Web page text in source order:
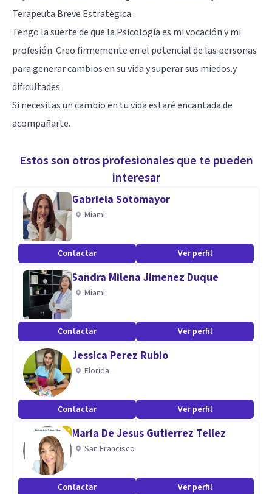
Terapeuta Breve Estratégica.
Tengo la suerte de que la Psicología es mi vocación y mi
profesión. Creo firmemente en el potencial de las personas
para generar cambios en su vida y superar sus miedos.y
dificultades.
Si necesitas un cambio en tu vida estaré encantada de
acompañarte.
Estos son otros profesionales que te pueden
interesar
Gabriela Sotomayor
Miami
Contactar Ver perfil
Sandra Milena Jimenez Duque
Miami
Contactar Ver perfil
Jessica Perez Rubio
Florida
Contactar Ver perfil
Maria De Jesus Gutierrez Tellez
San Francisco
Contactar Ver perfil